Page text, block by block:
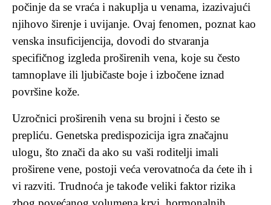
počinje da se vraća i nakuplja u venama, izazivajući
njihovo širenje i uvijanje. Ovaj fenomen, poznat kao
venska insuficijencija, dovodi do stvaranja
specifičnog izgleda proširenih vena, koje su često
tamnoplave ili ljubičaste boje i izbočene iznad
površine kože.
Uzročnici proširenih vena su brojni i često se
prepliću. Genetska predispozicija igra značajnu
ulogu, što znači da ako su vaši roditelji imali
proširene vene, postoji veća verovatnoća da ćete ih i
vi razviti. Trudnoća je takođe veliki faktor rizika